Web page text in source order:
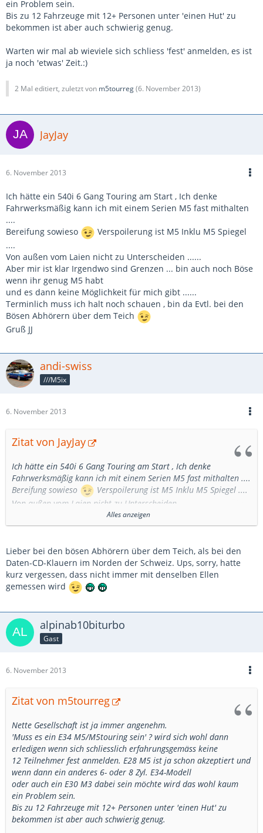
ein Problem sein.
Bis zu 12 Fahrzeuge mit 12+ Personen unter 'einen Hut' zu
bekommen ist aber auch schwierig genug.
Warten wir mal ab wieviele sich schliess 'fest' anmelden, es ist
ja noch 'etwas' Zeit.:)
2 Mal editiert, zuletzt von m5tourreg(6. November 2013)
JayJay
6. November 2013
Ich hätte ein 540i 6 Gang Touring am Start , Ich denke
Fahrwerksmäßig kann ich mit einem Serien M5 fast mithalten
....
Bereifung sowieso
Verspoilerung ist M5 Inklu M5 Spiegel
....
Von außen vom Laien nicht zu Unterscheiden ......
Aber mir ist klar Irgendwo sind Grenzen ... bin auch noch Böse
wenn ihr genug M5 habt
und es dann keine Möglichkeit für mich gibt ......
Terminlich muss ich halt noch schauen , bin da Evtl. bei den
Bösen Abhörern über dem Teich
Gruß JJ
andi-swiss
///M5ix
6. November 2013
Zitat von JayJay
Ich hätte ein 540i 6 Gang Touring am Start , Ich denke
Fahrwerksmäßig kann ich mit einem Serien M5 fast mithalten ....
Bereifung sowieso
Verspoilerung ist M5 Inklu M5 Spiegel ....
Von außen vom Laien nicht zu Unterscheiden ......
Aber mir ist klar Irgendwo sind Grenzen ... bin auch noch Böse
wenn ihr genug M5 habt
Terminlich muss ich halt noch schauen , bin da Evtl. bei den
Bösen Abhörern über dem Teich
Gruß JJ
Alles anzeigen
Lieber bei den bösen Abhörern über dem Teich, als bei den
Daten-CD-Klauern im Norden der Schweiz. Ups, sorry, hatte
kurz vergessen, dass nicht immer mit denselben Ellen
gemessen wird
alpinab10biturbo
Gast
6. November 2013
Zitat von m5tourreg
Nette Gesellschaft ist ja immer angenehm.
'Muss es ein E34 M5/M5touring sein' ? wird sich wohl dann
erledigen wenn sich schliesslich erfahrungsgemäss keine
12 Teilnehmer fest anmelden. E28 M5 ist ja schon akzeptiert und
wenn dann ein anderes 6- oder 8 Zyl. E34-Modell
oder auch ein E30 M3 dabei sein möchte wird das wohl kaum
ein Problem sein.
Bis zu 12 Fahrzeuge mit 12+ Personen unter 'einen Hut' zu
bekommen ist aber auch schwierig genug.